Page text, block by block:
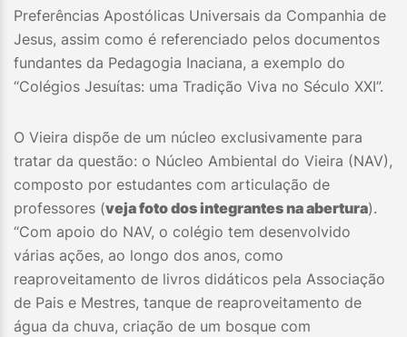
Preferências Apostólicas Universais da Companhia de
Jesus, assim como é referenciado pelos documentos
fundantes da Pedagogia Inaciana, a exemplo do
“Colégios Jesuítas: uma Tradição Viva no Século XXI”.
O Vieira dispõe de um núcleo exclusivamente para
tratar da questão: o Núcleo Ambiental do Vieira (NAV),
composto por estudantes com articulação de
professores (veja foto dos integrantes na abertura).
“Com apoio do NAV, o colégio tem desenvolvido
várias ações, ao longo dos anos, como
reaproveitamento de livros didáticos pela Associação
de Pais e Mestres, tanque de reaproveitamento de
água da chuva, criação de um bosque com